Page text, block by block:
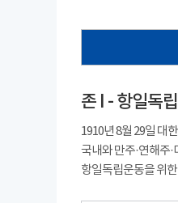
존 I - 항일독
1910년 8월 29일 대
국내와 만주·연해주
항일독립운동을 위